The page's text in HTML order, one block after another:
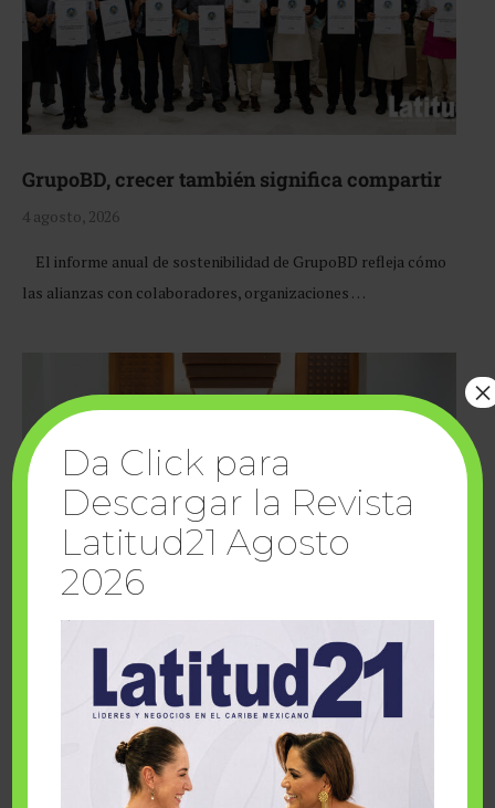
GrupoBD, crecer también significa compartir
4 agosto, 2026
El informe anual de sostenibilidad de GrupoBD refleja cómo
las alianzas con colaboradores, organizaciones …
Cuando la solidaridad inspira; cumplen
sueños Fairmont Mayakoba y Make-A-Wish
Da Click para
Descargar la Revista
Latitud21 Agosto
2026
×